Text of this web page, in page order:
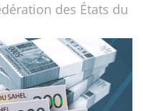
des États du